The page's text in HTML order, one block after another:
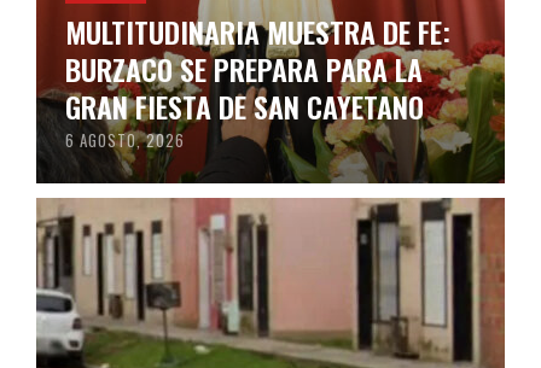
MULTITUDINARIA MUESTRA DE FE:
BURZACO SE PREPARA PARA LA
GRAN FIESTA DE SAN CAYETANO
6 AGOSTO, 2026